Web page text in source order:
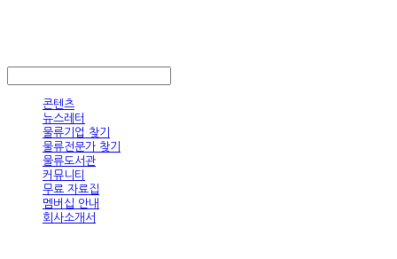
콘텐츠
뉴스레터
물류기업 찾기
물류전문가 찾기
물류도서관
커뮤니티
무료 자료집
멤버십 안내
회사소개서